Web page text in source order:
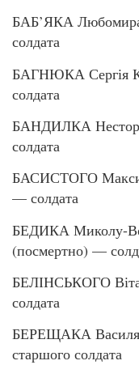
БАБ’ЯКА
солдата
БАГНЮКА Сергія
солдата
БАНДИЛКА
солдата
БАСИСТОГО
— солдата
БЕДИКА Миколу-
(посмертно) —
БЕЛІНСЬКОГО
солдата
БЕРЕЩАКА Василя
старшого солдата